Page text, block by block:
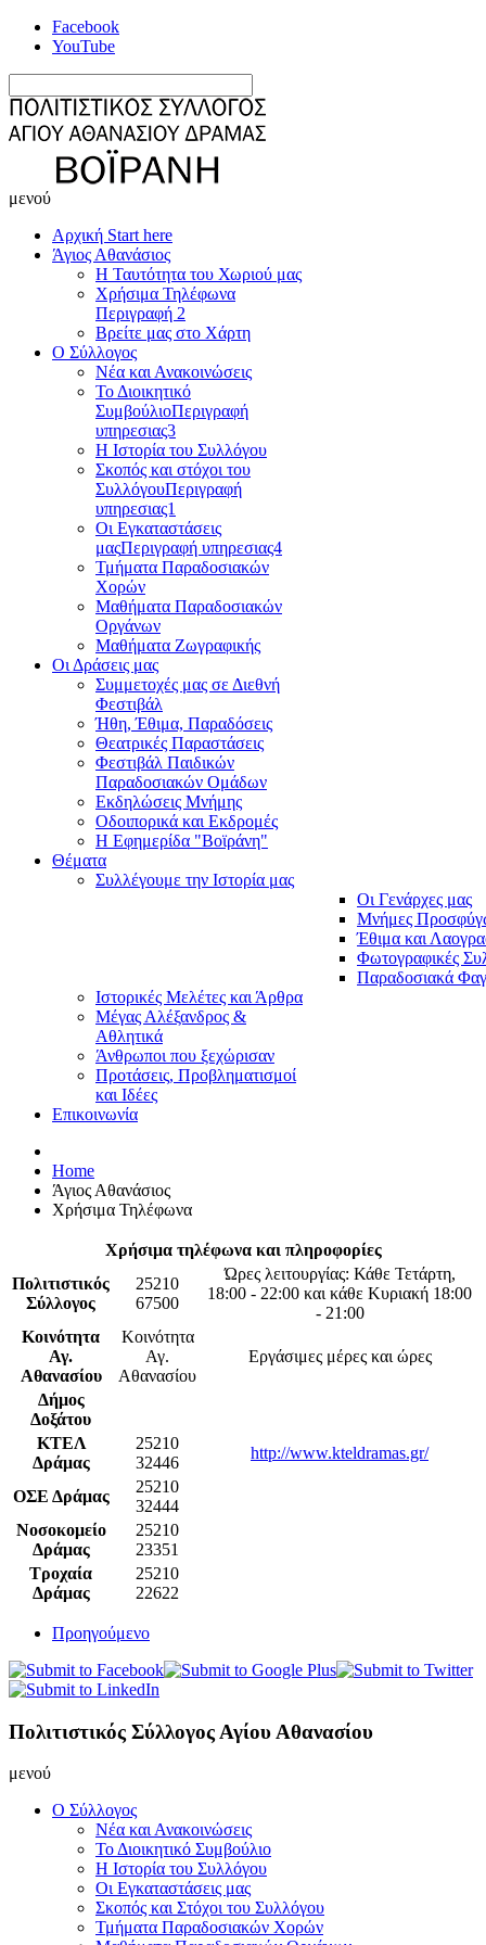
Facebook
YouTube
μενού
Αρχική Start here
Άγιος Αθανάσιος
Η Ταυτότητα του Χωριού μας
Χρήσιμα Τηλέφωνα
Περιγραφή 2
Βρείτε μας στο Χάρτη
Ο Σύλλογος
Νέα και Ανακοινώσεις
Το Διοικητικό
ΣυμβούλιοΠεριγραφή
υπηρεσιας3
Η Ιστορία του Συλλόγου
Σκοπός και στόχοι του
ΣυλλόγουΠεριγραφή
υπηρεσιας1
Οι Εγκαταστάσεις
μαςΠεριγραφή υπηρεσιας4
Τμήματα Παραδοσιακών
Χορών
Μαθήματα Παραδοσιακών
Οργάνων
Μαθήματα Ζωγραφικής
Οι Δράσεις μας
Συμμετοχές μας σε Διεθνή
Φεστιβάλ
Ήθη, Έθιμα, Παραδόσεις
Θεατρικές Παραστάσεις
Φεστιβάλ Παιδικών
Παραδοσιακών Ομάδων
Εκδηλώσεις Μνήμης
Οδοιπορικά και Εκδρομές
Η Εφημερίδα "Βοϊράνη"
Θέματα
Συλλέγουμε την Ιστορία μας
Οι Γενάρχες μας
Μνήμες
Έθιμα και
Φωτογραφικές
Παραδοσιακά
Ιστορικές Μελέτες και Άρθρα
Μέγας Αλέξανδρος &
Αθλητικά
Άνθρωποι που ξεχώρισαν
Προτάσεις, Προβληματισμοί
και Ιδέες
Επικοινωνία
Home
Άγιος Αθανάσιος
Χρήσιμα Τηλέφωνα
Χρήσιμα τηλέφωνα και πληροφορίες
Πολιτιστικός
Σύλλογος
25210
67500
Ώρες λειτουργίας: Κάθε Τετάρτη,
18:00 - 22:00 και κάθε Κυριακή 18:00
- 21:00
Κοινότητα
Αγ.
Αθανασίου
Κοινότητα
Αγ.
Αθανασίου
Εργάσιμες μέρες και ώρες
Δήμος
Δοξάτου
ΚΤΕΛ
Δράμας
25210
32446
http://www.kteldramas.gr/
ΟΣΕ Δράμας
25210
32444
Νοσοκομείο
Δράμας
25210
23351
Τροχαία
Δράμας
25210
22622
Προηγούμενο
Πολιτιστικός Σύλλογος Αγίου Αθανασίου
μενού
Ο Σύλλογος
Νέα και Ανακοινώσεις
Το Διοικητικό Συμβούλιο
Η Ιστορία του Συλλόγου
Οι Εγκαταστάσεις μας
Σκοπός και Στόχοι του Συλλόγου
Τμήματα Παραδοσιακών Χορών